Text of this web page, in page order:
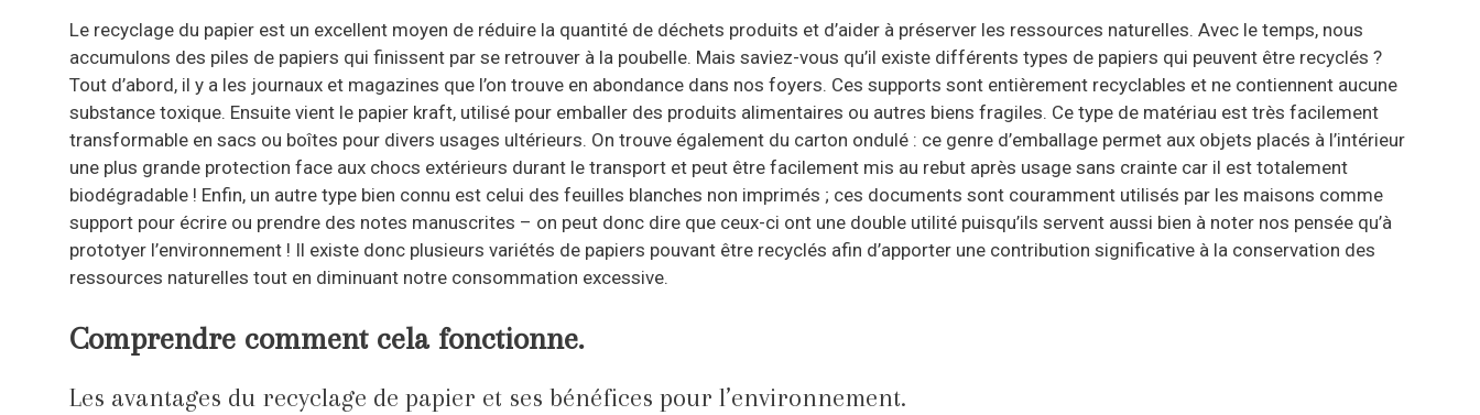
Le recyclage du papier est un excellent moyen de réduire la quantité de déchets produits et d’aider à préserver les ressources naturelles. Avec le temps, nous
accumulons des piles de papiers qui finissent par se retrouver à la poubelle. Mais saviez-vous qu’il existe différents types de papiers qui peuvent être recyclés ?
Tout d’abord, il y a les journaux et magazines que l’on trouve en abondance dans nos foyers. Ces supports sont entièrement recyclables et ne contiennent aucune
substance toxique. Ensuite vient le papier kraft, utilisé pour emballer des produits alimentaires ou autres biens fragiles. Ce type de matériau est très facilement
transformable en sacs ou boîtes pour divers usages ultérieurs. On trouve également du carton ondulé : ce genre d’emballage permet aux objets placés à l’intérieur
une plus grande protection face aux chocs extérieurs durant le transport et peut être facilement mis au rebut après usage sans crainte car il est totalement
biodégradable ! Enfin, un autre type bien connu est celui des feuilles blanches non imprimés ; ces documents sont couramment utilisés par les maisons comme
support pour écrire ou prendre des notes manuscrites – on peut donc dire que ceux-ci ont une double utilité puisqu’ils servent aussi bien à noter nos pensée qu’à
prototyer l’environnement ! Il existe donc plusieurs variétés de papiers pouvant être recyclés afin d’apporter une contribution significative à la conservation des
ressources naturelles tout en diminuant notre consommation excessive.
Comprendre comment cela fonctionne.
Les avantages du recyclage de papier et ses bénéfices pour l’environnement.